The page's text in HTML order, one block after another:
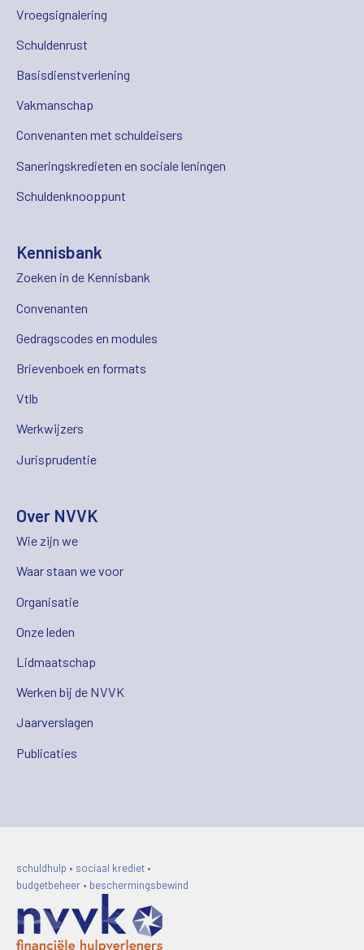
Vroegsignalering
Schuldenrust
Basisdienstverlening
Vakmanschap
Convenanten met schuldeisers
Saneringskredieten en sociale leningen
Schuldenknooppunt
Kennisbank
Zoeken in de Kennisbank
Convenanten
Gedragscodes en modules
Brievenboek en formats
Vtlb
Werkwijzers
Jurisprudentie
Over NVVK
Wie zijn we
Waar staan we voor
Organisatie
Onze leden
Lidmaatschap
Werken bij de NVVK
Jaarverslagen
Publicaties
schuldhulp • sociaal krediet •
budgetbeheer • beschermingsbewind